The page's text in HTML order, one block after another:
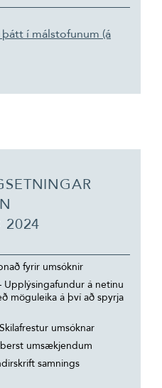
í málstofunum (á
2024
fyrir umsóknir
á netinu
möguleika á því að spyrja
umsóknar
umsækjendum
samnings